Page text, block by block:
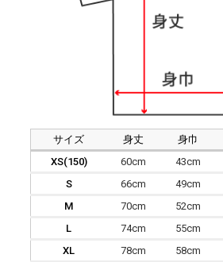
サイズ 身丈 身巾
XS(150)
60cm 43cm
S
66cm 49cm
M
70cm 52cm
L
74cm 55cm
XL
78cm 58cm